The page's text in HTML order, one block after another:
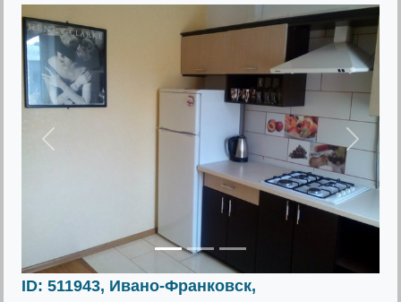
Предыдущее
ID: 511943, Ивано-Франковск,